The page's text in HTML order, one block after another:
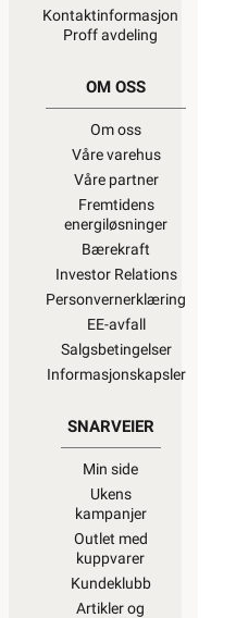
Kontaktinformasjon
Proff avdeling
OM OSS
Om oss
Våre varehus
Våre partner
Fremtidens
energiløsninger
Bærekraft
Investor Relations
Personvernerklæring
EE-avfall
Salgsbetingelser
Informasjonskapsler
SNARVEIER
Min side
Ukens
kampanjer
Outlet med
kuppvarer
Kundeklubb
Artikler og